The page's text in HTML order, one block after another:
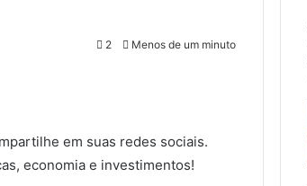
2 Menos de um minuto
em suas redes sociais.
economia e investimentos!